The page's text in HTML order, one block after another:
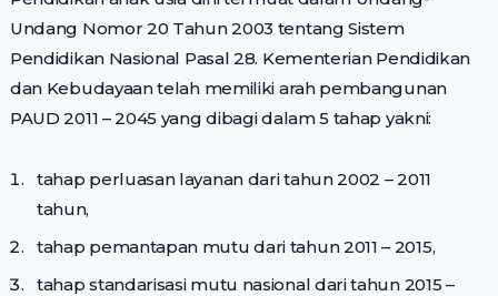
Undang Nomor 20 Tahun 2003 tentang Sistem
Pendidikan Nasional Pasal 28. Kementerian Pendidikan
dan Kebudayaan telah memiliki arah pembangunan
PAUD 2011 – 2045 yang dibagi dalam 5 tahap yakni:
tahap perluasan layanan dari tahun 2002 – 2011
tahun,
tahap pemantapan mutu dari tahun 2011 – 2015,
tahap standarisasi mutu nasional dari tahun 2015 –